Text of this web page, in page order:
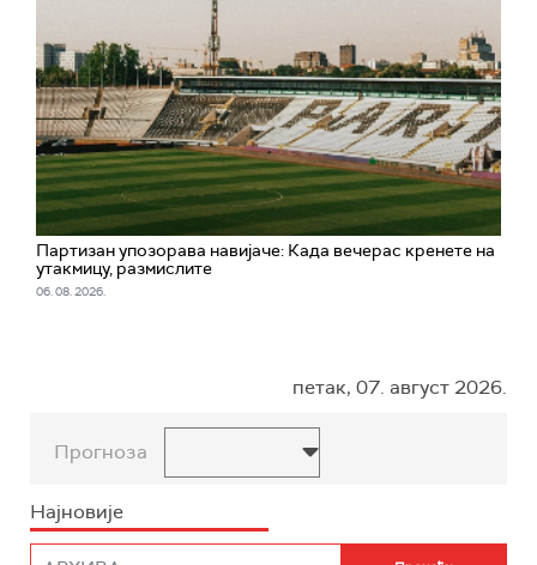
Партизан упозорава навијаче: Када вечерас кренете на
утакмицу, размислите
06. 08. 2026.
петак, 07. август 2026.
Прогноза
Најновије